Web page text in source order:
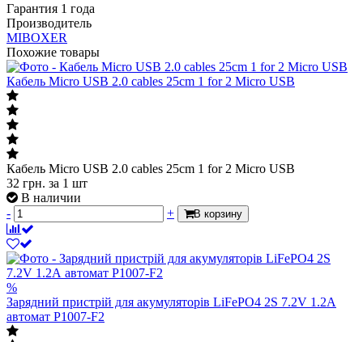
Гарантия 1 года
Производитель
MIBOXER
Похожие товары
Кабель Micro USB 2.0 cables 25cm 1 for 2 Micro USB
Кабель Micro USB 2.0 cables 25cm 1 for 2 Micro USB
32 грн. за 1 шт
В наличии
-
+ В корзину
%
Зарядний пристрій для акумуляторів LiFePO4 2S 7.2V 1.2А
автомат P1007-F2